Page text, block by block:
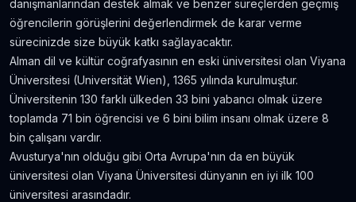
danışmanlarından destek almak ve benzer süreçlerden geçmiş
öğrencilerin görüşlerini değerlendirmek de karar verme
sürecinizde size büyük katkı sağlayacaktır.
Alman dil ve kültür coğrafyasının en eski üniversitesi olan Viyana
Üniversitesi (Universität Wien), 1365 yılında kurulmuştur.
Üniversitenin 130 farklı ülkeden 33 bini yabancı olmak üzere
toplamda 71 bin öğrencisi ve 6 bini bilim insanı olmak üzere 8
bin çalışanı vardır.
Avusturya'nın olduğu gibi Orta Avrupa'nın da en büyük
üniversitesi olan Viyana Üniversitesi dünyanın en iyi ilk 100
üniversitesi arasındadır.